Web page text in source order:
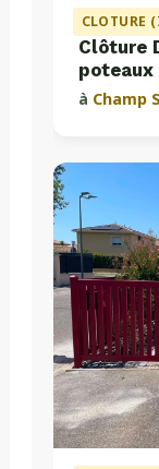
CLOTURE
Clôture
portail
à Champ